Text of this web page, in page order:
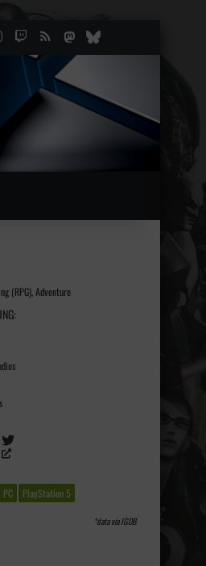
Instagram
TwitchRSS Mastodon
(RPG), Adventure
PC PlayStation 5
*data viaIGDB